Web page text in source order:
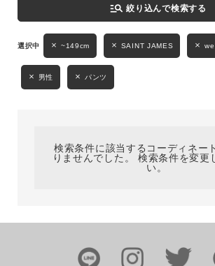
性別
MENS LADIES
ブランド
manage_search 絞り込んで検索する
~149cm SAINT JAMES
男性 パンツ
検索条件に該当するコーディネー
りませんでした。 検索条件を変更
い。